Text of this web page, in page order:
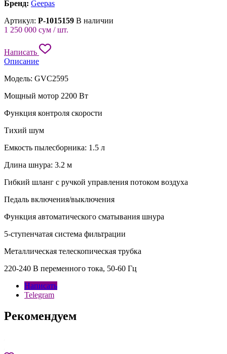
Бренд: Geepas
Артикул: P-1015159 В наличии
1 250 000 сум / шт.
Написать
Описание
Модель: GVC2595
Мощный мотор 2200 Вт
Функция контроля скорости
Тихий шум
Емкость пылесборника: 1.5 л
Длина шнура: 3.2 м
Гибкий шланг с ручкой управления потоком воздуха
Педаль включения/выключения
Функция автоматического сматывания шнура
5-ступенчатая система фильтрации
Металлическая телескопическая трубка
220-240 В переменного тока, 50-60 Гц
Написать
Telegram
Рекомендуем